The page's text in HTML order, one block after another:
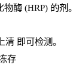
物酶(HRP) 的剂。
清 即可检测。
存